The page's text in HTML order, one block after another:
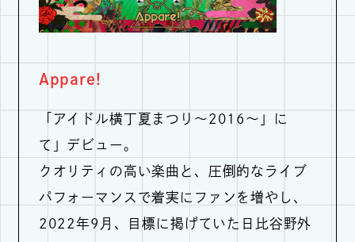
Appare!
「アイドル横丁夏まつり～2016～」に
て」デビュー。
クオリティの高い楽曲と、圧倒的なライブ
パフォーマンスで着実にファンを増やし、
2022年9月、目標に掲げていた日比谷野外